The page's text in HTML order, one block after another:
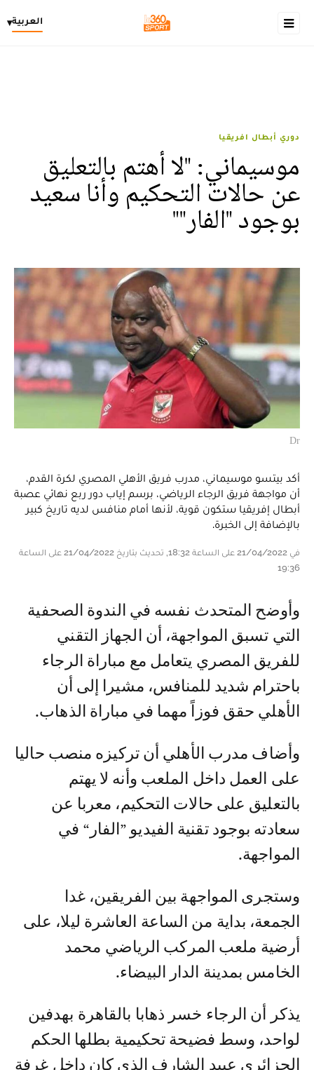
العربية▾
دوري أبطال افريقيا
موسيماني: "لا أهتم بالتعليق
عن حالات التحكيم وأنا سعيد
بوجود "الفار""
Dr
أكد بيتسو موسيماني، مدرب فريق الأهلي المصري لكرة القدم،
أن مواجهة فريق الرجاء الرياضي، برسم إياب دور ربع نهائي عصبة
أبطال إفريقيا ستكون قوية، لأنها أمام منافس لديه تاريخ كبير
بالإضافة إلى الخبرة.
في 21/04/2022 على الساعة 18:32, تحديث بتاريخ 21/04/2022 على الساعة
19:36
وأوضح المتحدث نفسه في الندوة الصحفية
التي تسبق المواجهة، أن الجهاز التقني
للفريق المصري يتعامل مع مباراة الرجاء
باحترام شديد للمنافس، مشيرا إلى أن
الأهلي حقق فوزاً مهما في مباراة الذهاب.
وأضاف مدرب الأهلي أن تركيزه منصب حاليا
على العمل داخل الملعب وأنه لا يهتم
بالتعليق على حالات التحكيم، معربا عن
سعادته بوجود تقنية الفيديو ”الفار“ في
المواجهة.
وستجرى المواجهة بين الفريقين، غدا
الجمعة، بداية من الساعة العاشرة ليلا، على
أرضية ملعب المركب الرياضي محمد
الخامس بمدينة الدار البيضاء.
يذكر أن الرجاء خسر ذهابا بالقاهرة بهدفين
لواحد، وسط فضيحة تحكيمية بطلها الحكم
الجزائري عبيد الشارف الذي كان داخل غرفة